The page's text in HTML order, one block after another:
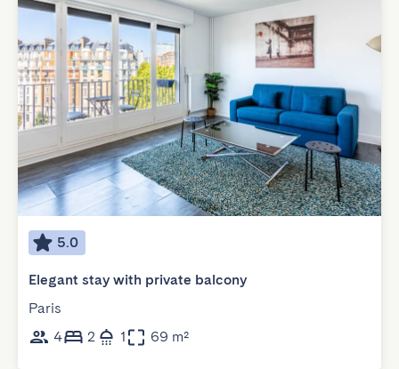
5.0
Elegant stay with private balcony
Paris
4
2 1 69 m²